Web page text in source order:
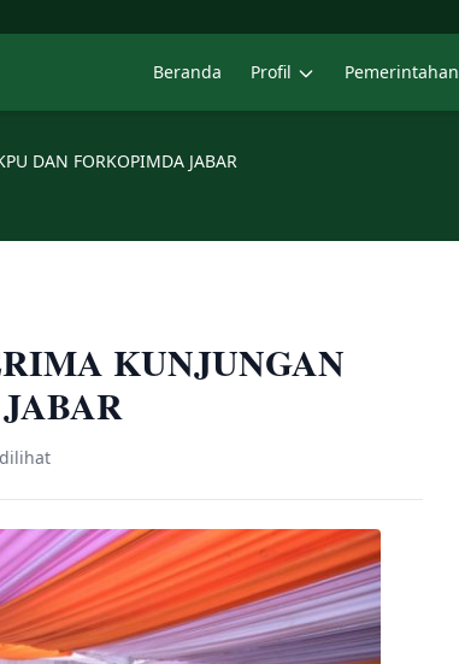
Beranda Profil Pemerintahan
DAN FORKOPIMDA JABAR
KUNJUNGAN